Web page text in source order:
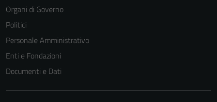
Organi di Governo
Politici
Personale Amministrativo
Enti e Fondazioni
Documenti e Dati